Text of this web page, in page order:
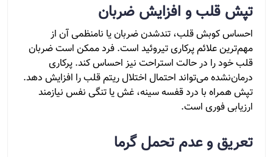
تپش قلب و افزایش ضربان
احساس کوبش قلب، تندشدن ضربان یا نامنظمی آن از
مهم‌ترین علائم پرکاری تیروئید است. فرد ممکن است ضربان
قلب خود را در حالت استراحت نیز احساس کند. پرکاری
درمان‌نشده می‌تواند احتمال اختلال ریتم قلب را افزایش دهد.
تپش همراه با درد قفسه سینه، غش یا تنگی نفس نیازمند
ارزیابی فوری است.
تعریق و عدم تحمل گرما